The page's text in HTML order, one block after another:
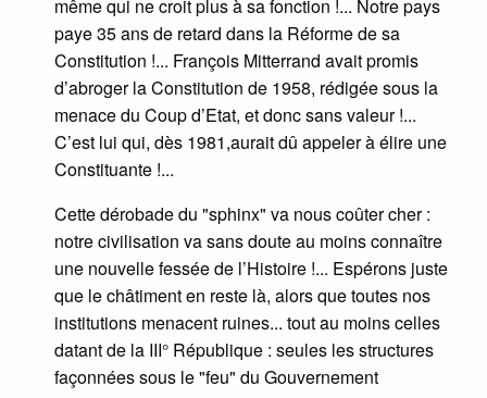
même qui ne croit plus à sa fonction !... Notre pays
paye 35 ans de retard dans la Réforme de sa
Constitution !... François Mitterrand avait promis
d’abroger la Constitution de 1958, rédigée sous la
menace du Coup d’Etat, et donc sans valeur !...
C’est lui qui, dès 1981,aurait dû appeler à élire une
Constituante !...
Cette dérobade du "sphinx" va nous coûter cher :
notre civilisation va sans doute au moins connaître
une nouvelle fessée de l’Histoire !... Espérons juste
que le châtiment en reste là, alors que toutes nos
institutions menacent ruines... tout au moins celles
datant de la III° République : seules les structures
façonnées sous le "feu" du Gouvernement